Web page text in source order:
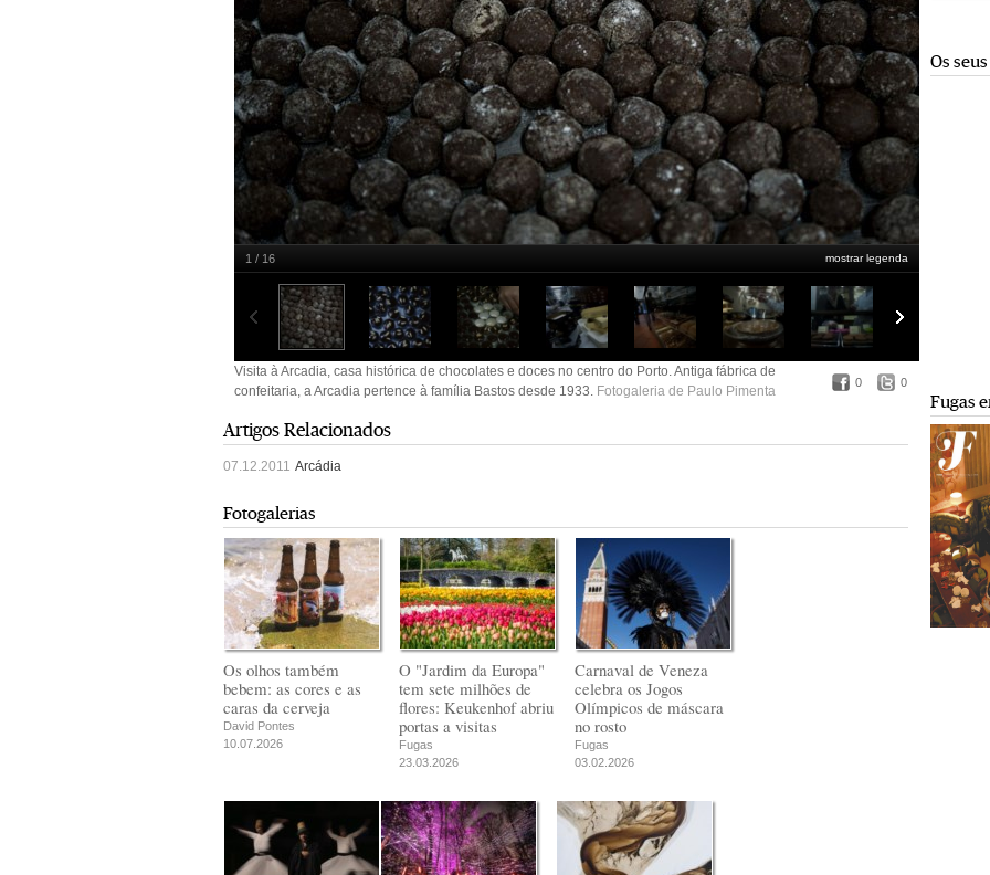
Paulo Pimenta
mostrar legenda
1 / 16
0 0
Visita à Arcadia, casa histórica de chocolates e doces no centro do Porto. Antiga fábrica de
confeitaria, a Arcadia pertence à família Bastos desde 1933. Fotogaleria de Paulo Pimenta
Artigos Relacionados
07.12.2011 Arcádia
Fotogalerias
Os olhos também
bebem: as cores e as
caras da cerveja
David Pontes
10.07.2026
O "Jardim da Europa"
tem sete milhões de
flores: Keukenhof abriu
portas a visitas
Fugas
23.03.2026
Carnaval de Veneza
celebra os Jogos
Olímpicos de máscara
no rosto
Fugas
03.02.2026
Os
Fugas